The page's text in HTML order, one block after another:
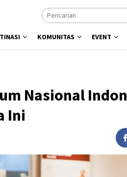
KOMUNITAS EVENT
Nasional
Ini